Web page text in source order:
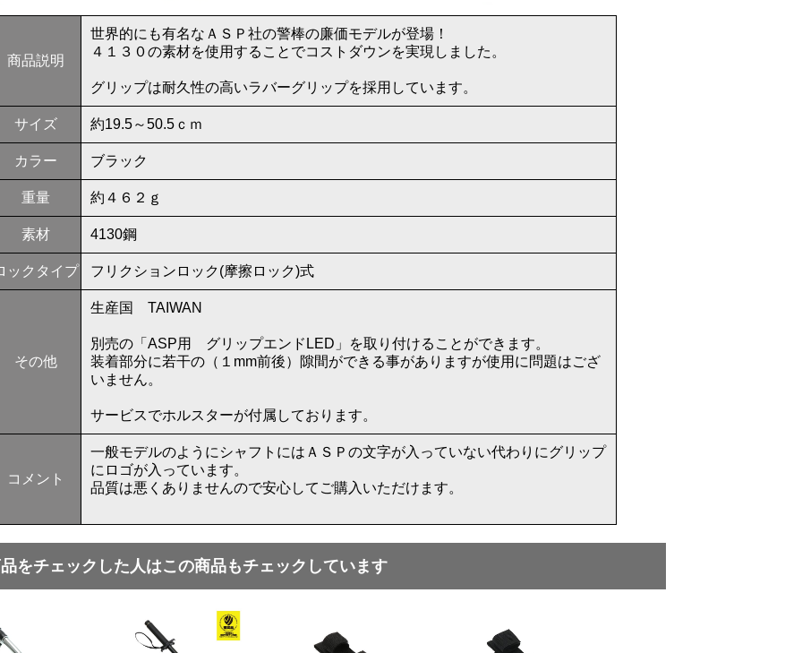
商品説明
世界的にも有名なＡＳＰ社の警棒の廉価モデルが登場！
４１３０の素材を使用することでコストダウンを実現しました。
グリップは耐久性の高いラバーグリップを採用しています。
サイズ 約19.5～50.5ｃｍ
カラー ブラック
重量 約４６２ｇ
素材 4130鋼
ックタイプ フリクションロック(摩擦ロック)式
その他
生産国 TAIWAN
別売の「ASP用 グリップエンドLED」を取り付けることができます。
装着部分に若干の（１mm前後）隙間ができる事がありますが使用に問題はござ
いません。
サービスでホルスターが付属しております。
コメント
一般モデルのようにシャフトにはＡＳＰの文字が入っていない代わりにグリップ
にロゴが入っています。
品質は悪くありませんので安心してご購入いただけます。
をチェックした人はこの商品もチェックしています